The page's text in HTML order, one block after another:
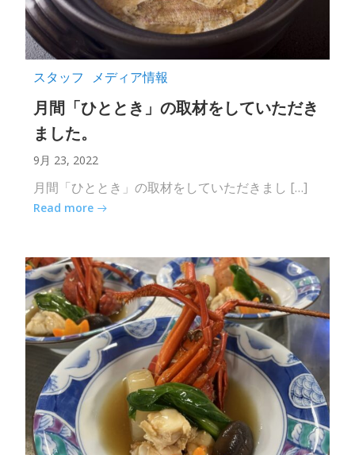
スタッフ メディア情報
月間「ひととき」の取材をしていただき
ました。
9月 23, 2022
月間「ひととき」の取材をしていただきまし […]
Read more